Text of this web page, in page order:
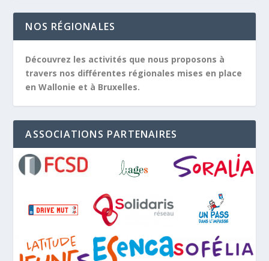
NOS RÉGIONALES
Découvrez les activités que nous proposons à
travers nos différentes régionales mises en place
en Wallonie et à Bruxelles.
ASSOCIATIONS PARTENAIRES